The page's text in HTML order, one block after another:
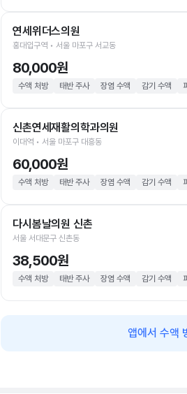
연세위더스의원
홍대입구역 • 서울 마포구 서교동
80,000원
수액 처방 태반 주사 장염 수액 감기 수액
신촌연세재활의학과의원
이대역 • 서울 마포구 대흥동
60,000원
수액 처방 태반 주사 장염 수액 감기 수액
다시봄날의원 신촌
서울 서대문구 신촌동
38,500원
수액 처방 태반 주사 장염 수액 감기 수액
앱에서 수액